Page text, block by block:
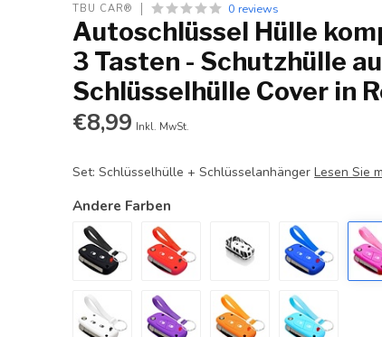
TBU CAR® 0 reviews
Autoschlüssel Hülle
3 Tasten - Schutzhülle
Schlüsselhülle Cover in
€8,99 Inkl. MwSt.
Set: Schlüsselhülle + SchlüsselanhängerLesen Sie
Andere Farben